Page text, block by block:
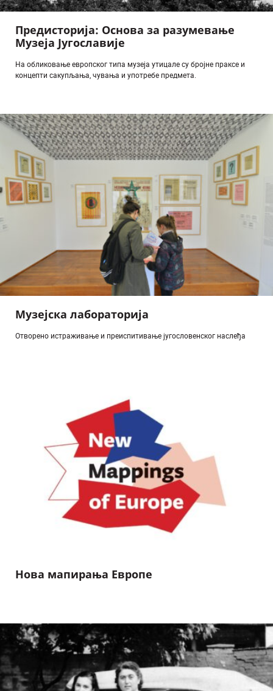
Предисторија: Основа за разумевање
Музеја Југославије
На обликовање европског типа музеја утицале су бројне праксе и
концепти сакупљања, чувања и употребе предмета.
Музејска лабораторија
Отворено истраживање и преиспитивање југословенског наслеђа
Нова мапирања Европе